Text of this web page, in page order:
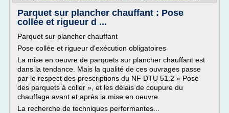
Parquet sur plancher chauffant : Pose
collée et rigueur d ...
Parquet sur plancher chauffant
Pose collée et rigueur d'exécution obligatoires
La mise en oeuvre de parquets sur plancher chauffant est
dans la tendance. Mais la qualité de ces ouvrages passe
par le respect des prescriptions du NF DTU 51.2 « Pose
des parquets à coller », et les délais de coupure du
chauffage avant et après la mise en oeuvre.
La recherche de techniques performantes...